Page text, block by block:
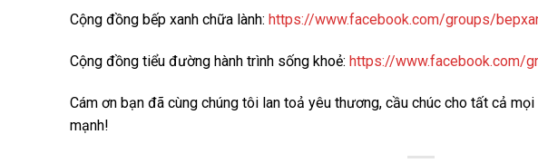
Cộng đồng bếp xanh chữa lành: https://www.facebook.com/groups/
Cộng đồng tiểu đường hành trình sống khoẻ: https://www.facebook.com/
Cám ơn bạn đã cùng chúng tôi lan toả yêu thương, cầu chúc cho tất cả
mạnh!